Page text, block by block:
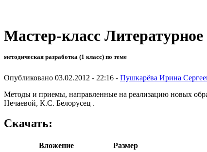
Мастер-класс
методическая разработка (1 класс) по теме
Опубликовано 03.02.2012 - 22:16 - Пушкарёва Ирина
Методы и приемы, направленные на реализацию новых
Нечаевой, К.С. Белорусец .
Скачать:
Вложение
Размер